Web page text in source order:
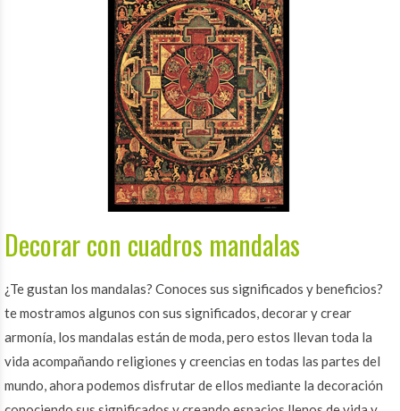
Decorar con cuadros mandalas
¿Te gustan los mandalas? Conoces sus significados y beneficios?
te mostramos algunos con sus significados, decorar y crear
armonía, los mandalas están de moda, pero estos llevan toda la
vida acompañando religiones y creencias en todas las partes del
mundo, ahora podemos disfrutar de ellos mediante la decoración